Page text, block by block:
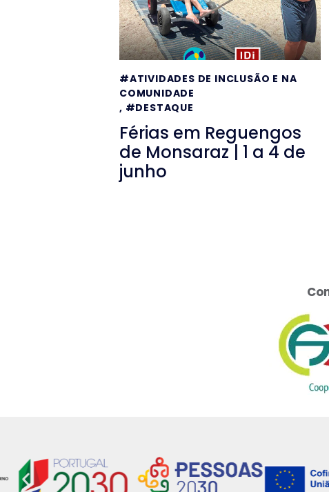
#ATIVIDADES DE INCLUSÃO E NA
COMUNIDADE
, #DESTAQUE
Férias em Reguengos
de Monsaraz | 1 a 4 de
junho